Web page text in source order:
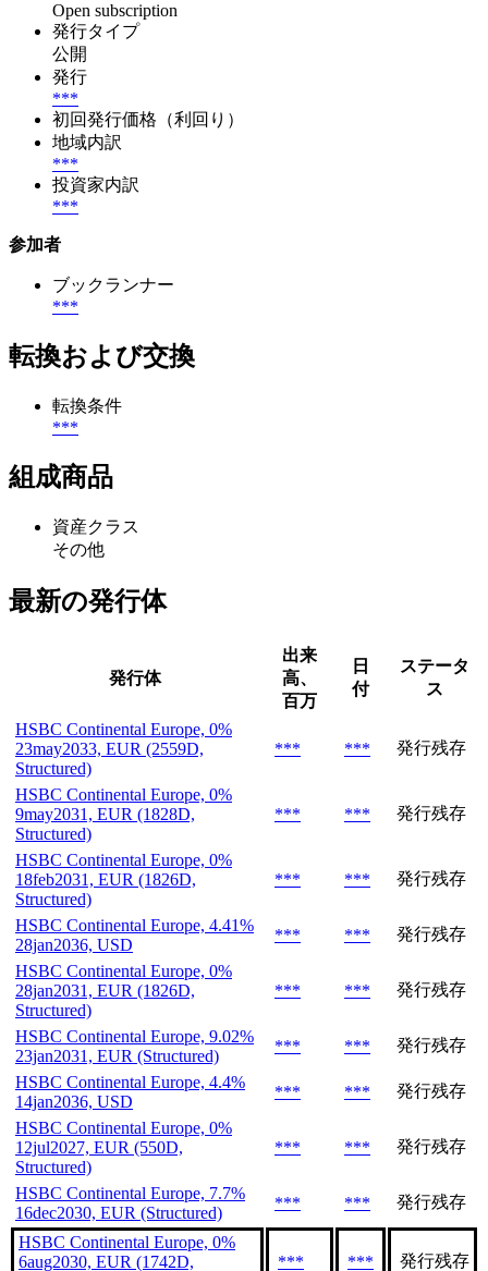
Open subscription
発行タイプ
公開
発行
***
初回発行価格（利回り）
地域内訳
***
投資家内訳
***
参加者
ブックランナー
***
転換および交換
転換条件
***
組成商品
資産クラス
その他
最新の発行体
発行体
出来
高、
百万
日
付
ステータ
ス
HSBC Continental Europe, 0%
23may2033, EUR (2559D,
Structured)
*** *** 発行残存
HSBC Continental Europe, 0%
9may2031, EUR (1828D,
Structured)
*** *** 発行残存
HSBC Continental Europe, 0%
18feb2031, EUR (1826D,
Structured)
*** *** 発行残存
HSBC Continental Europe, 4.41%
28jan2036, USD
*** ***
発行残存
HSBC Continental Europe, 0%
28jan2031, EUR (1826D,
Structured)
*** *** 発行残存
HSBC Continental Europe, 9.02%
23jan2031, EUR (Structured)
*** ***
発行残存
HSBC Continental Europe, 4.4%
14jan2036, USD
*** ***
発行残存
HSBC Continental Europe, 0%
12jul2027, EUR (550D,
Structured)
*** *** 発行残存
HSBC Continental Europe, 7.7%
16dec2030, EUR (Structured)
*** *** 発行残存
HSBC Continental Europe, 0%
6aug2030, EUR (1742D,
*** *** 発行残存